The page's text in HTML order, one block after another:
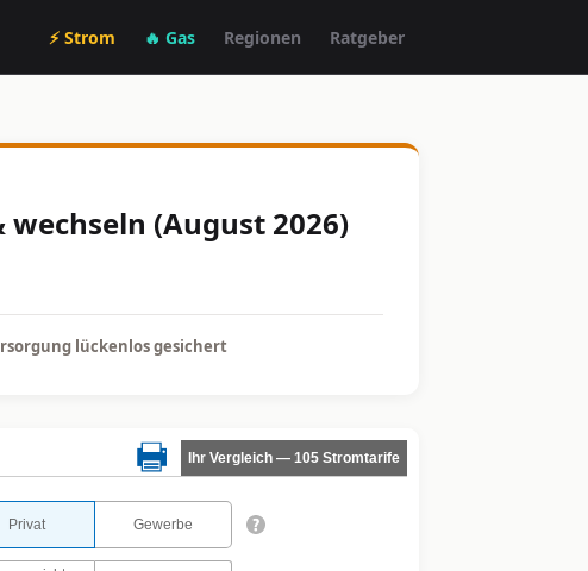
⚡ Strom 🔥 Gas Regionen Ratgeber
(August 2026)
lückenlos gesichert